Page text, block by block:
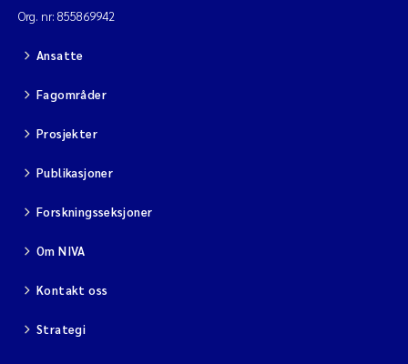
Org. nr: 855869942
Ansatte
Fagområder
Prosjekter
Publikasjoner
Forskningsseksjoner
Om NIVA
Kontakt oss
Strategi